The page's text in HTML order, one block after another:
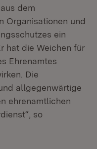
dem
Organisationen und
ein
hat die Weichen für
Ehrenamtes
Die
allgegenwärtige
ehrenamtlichen
so